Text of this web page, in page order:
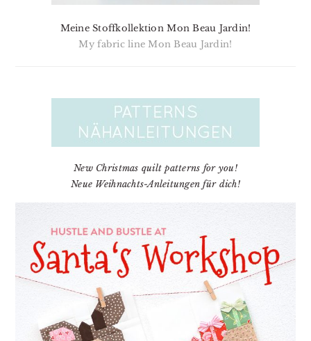
Meine Stoffkollektion Mon Beau Jardin!
My fabric line Mon Beau Jardin!
New Christmas quilt patterns for you!
Neue Weihnachts-Anleitungen für dich!